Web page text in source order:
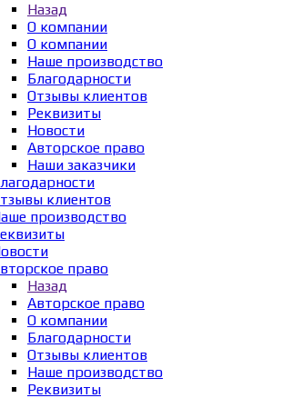
Назад
О компании
О компании
Наше производство
Благодарности
Отзывы клиентов
Реквизиты
Новости
Авторское право
Наши заказчики
клиентов
производство
право
Назад
Авторское право
О компании
Благодарности
Отзывы клиентов
Наше производство
Реквизиты